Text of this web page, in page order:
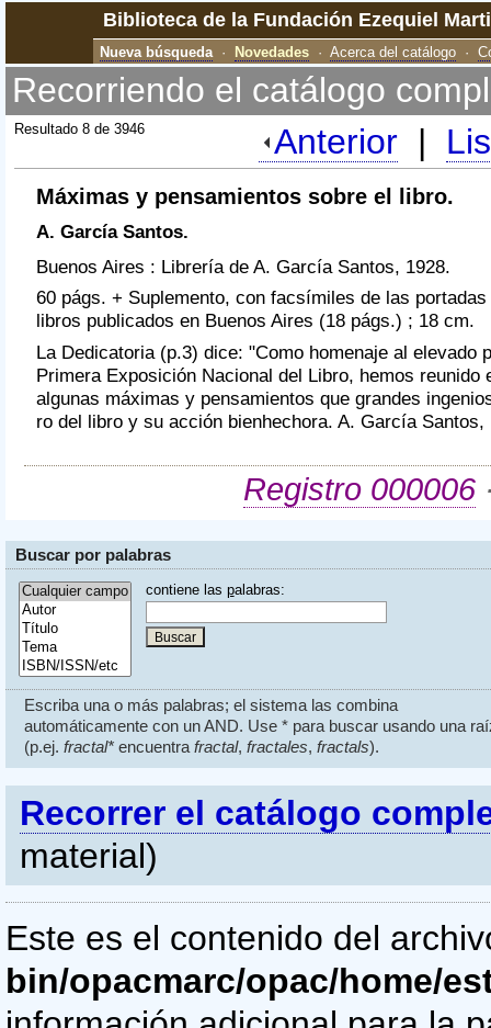
Biblioteca de la Fundación Ezequiel
Nueva búsqueda · Novedades ·Acerca del catálogo ·
Recorriendo el catálogo
Resultado 8 de 3946 Anterior |
Máximas y pensamientos sobre el libro.
A. García Santos.
Buenos Aires : Librería de A. García Santos, 1928.
60 págs. + Suplemento, con facsímiles de las
libros publicados en Buenos Aires (18 págs.) ; 18 cm.
La Dedicatoria (p.3) dice: "Como homenaje al elevado
Primera Exposición Nacional del Libro, hemos reunido
algunas máximas y pensamientos que grandes
ro del libro y su acción bienhechora. A. García
Registro 000006
Buscar por palabras
contiene las palabras:
Escriba una o más palabras; el sistema las combina
automáticamente con un AND. Use * para buscar usando una
(p.ej. fractal*encuentra fractal, fractales, fractals).
Recorrer el catálogo
material)
Este es el contenido del
bin/opacmarc/opac/home/